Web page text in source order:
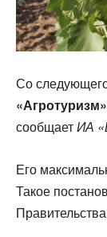
Со
«Агротуризм»
сообщаетИА
Его
Такое